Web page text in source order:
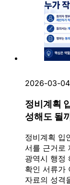
2026-03-04
정비계획
성해도 될
정비계획 입
서를 근거로
광역시 행정
확인 서류가
자료의 성격